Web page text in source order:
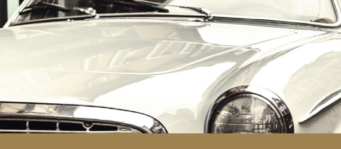
הרכב הוא האהבה הראשונה שלך?
במקום לקבל שטויות במייל, הירשם ותתחיל לקבל מאיתנו אהבה מוטורית